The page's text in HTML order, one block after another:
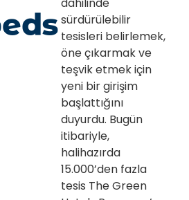
dahilinde
sürdürülebilir
tesisleri belirlemek,
öne çıkarmak ve
teşvik etmek için
yeni bir girişim
başlattığını
duyurdu. Bugün
itibariyle,
halihazırda
15.000’den fazla
tesis The Green